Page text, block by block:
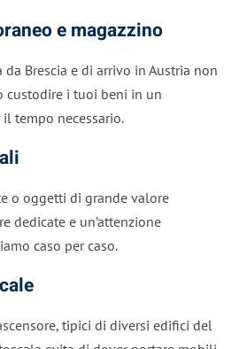
e magazzino
da Brescia e di arrivo in Austria non
custodire i tuoi beni in un
tempo necessario.
o oggetti di grande valore
dedicate e un’attenzione
caso per caso.
tipici di diversi edifici del